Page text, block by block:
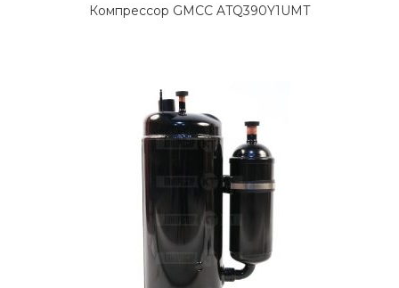
Компрессор GMCC ATQ390Y1UMT